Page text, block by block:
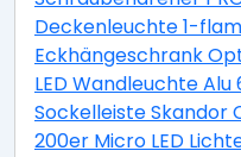
Deckenleuchte 1-
Eckhängeschrank
LED Wandleuchte
Sockelleiste Skandor
200er Micro LED